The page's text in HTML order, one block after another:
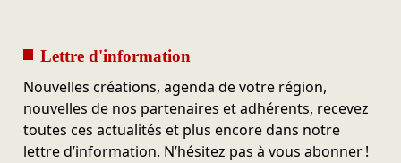
Lettre d'information
Nouvelles créations, agenda de votre région,
nouvelles de nos partenaires et adhérents, recevez
toutes ces actualités et plus encore dans notre
lettre d’information. N’hésitez pas à vous abonner !